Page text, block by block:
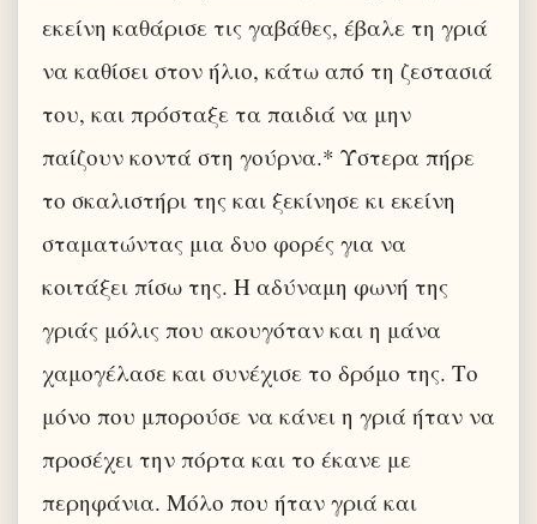
εκείνη καθάρισε τις γαβάθες, έβαλε τη γριά
να καθίσει στον ήλιο, κάτω από τη ζεστασιά
του, και πρόσταξε τα παιδιά να μην
παίζουν κοντά στη γούρνα.* Ύστερα πήρε
το σκαλιστήρι της και ξεκίνησε κι εκείνη
σταματώντας μια δυο φορές για να
κοιτάξει πίσω της. H αδύναμη φωνή της
γριάς μόλις που ακουγόταν και η μάνα
χαμογέλασε και συνέχισε το δρόμο της. Το
μόνο που μπορούσε να κάνει η γριά ήταν να
προσέχει την πόρτα και το έκανε με
περηφάνια. Μόλο που ήταν γριά και